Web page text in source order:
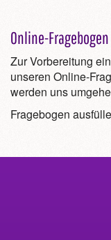
Online-Fragebogen
Zur Vorbereitung
unseren Online-
werden uns
Fragebogen